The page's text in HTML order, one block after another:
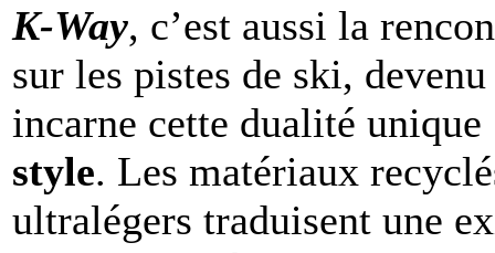
K-Way, c’est aussi la
sur les pistes de ski,
incarne cette dualité
style. Les matériaux
ultralégers traduisent une